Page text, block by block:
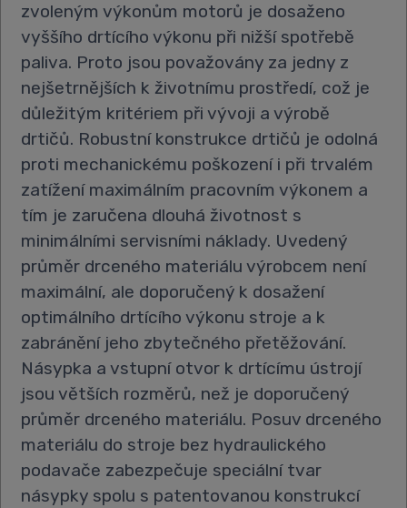
zvoleným výkonům motorů je dosaženo
vyššího drtícího výkonu při nižší spotřebě
paliva. Proto jsou považovány za jedny z
nejšetrnějších k životnímu prostředí, což je
důležitým kritériem při vývoji a výrobě
drtičů. Robustní konstrukce drtičů je odolná
proti mechanickému poškození i při trvalém
zatížení maximálním pracovním výkonem a
tím je zaručena dlouhá životnost s
minimálními servisními náklady. Uvedený
průměr drceného materiálu výrobcem není
maximální, ale doporučený k dosažení
optimálního drtícího výkonu stroje a k
zabránění jeho zbytečného přetěžování.
Násypka a vstupní otvor k drtícímu ústrojí
jsou větších rozměrů, než je doporučený
průměr drceného materiálu. Posuv drceného
materiálu do stroje bez hydraulického
podavače zabezpečuje speciální tvar
násypky spolu s patentovanou konstrukcí